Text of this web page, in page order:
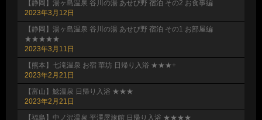
【静岡】湯ヶ島温泉 谷川の湯 あせび野 宿泊 その2 お食事編
2023年3月12日
【静岡】湯ヶ島温泉 谷川の湯 あせび野 宿泊 その1 お部屋編
★★★★★
2023年3月11日
【熊本】七滝温泉 お宿 華坊 日帰り入浴 ★★★+
2023年2月21日
【富山】鯰温泉 日帰り入浴 ★★★
2023年2月21日
【福島】中ノ沢温泉 平澤屋旅館 日帰り入浴 ★★★★